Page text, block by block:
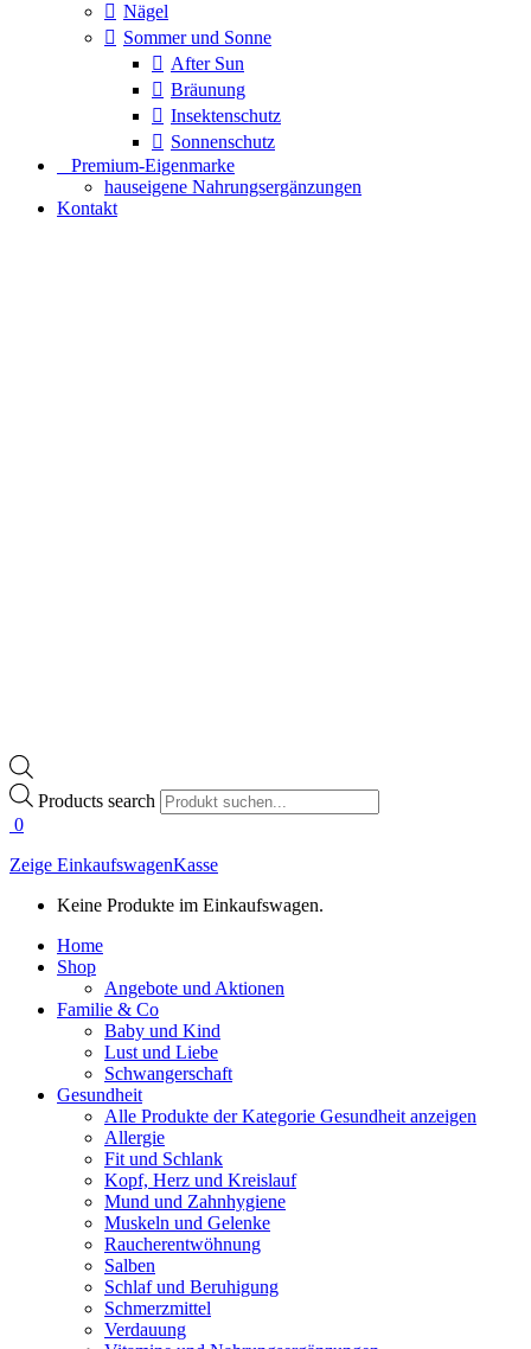
Nägel
Sommer und Sonne
After Sun
Bräunung
Insektenschutz
Sonnenschutz
⠀​Premium-Eigenmarke
hauseigene Nahrungsergänzungen
Kontakt
Products search
0
Zeige EinkaufswagenKasse
Keine Produkte im Einkaufswagen.
Home
Shop
Angebote und Aktionen
Familie & Co
Baby und Kind
Lust und Liebe
Schwangerschaft
Gesundheit
Alle Produkte der Kategorie Gesundheit anzeigen
Allergie
Fit und Schlank
Kopf, Herz und Kreislauf
Mund und Zahnhygiene
Muskeln und Gelenke
Raucherentwöhnung
Salben
Schlaf und Beruhigung
Schmerzmittel
Verdauung